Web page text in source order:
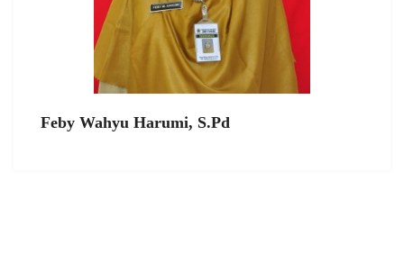
Feby Wahyu Harumi, S.Pd